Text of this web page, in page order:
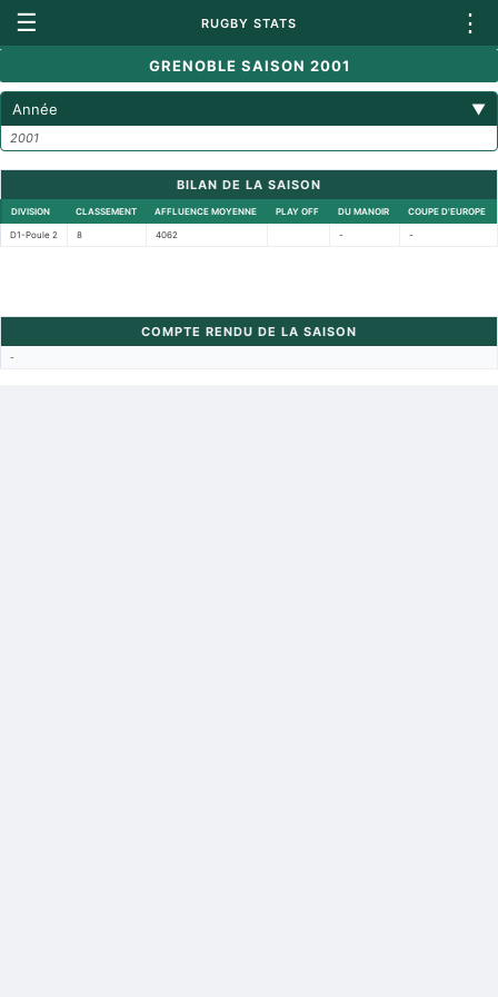
☰ RUGBY STATS ⋮
GRENOBLE SAISON 2001
Année ▼
2001
BILAN DE LA SAISON
DIVISION CLASSEMENT AFFLUENCE MOYENNE PLAY OFF DU MANOIR COUPE D'EUROPE
D1-Poule 2 8 4062 - -
COMPTE RENDU DE LA SAISON
-